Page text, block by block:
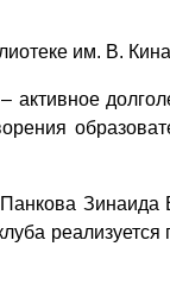
им. В.
Панкова
реализуется